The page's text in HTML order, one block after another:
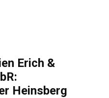
Erich &
Heinsberg